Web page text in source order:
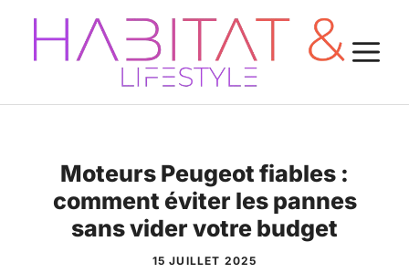
Aller
contenu
Moteurs Peugeot fiables :
comment éviter les pannes
sans vider votre budget
15 JUILLET 2025